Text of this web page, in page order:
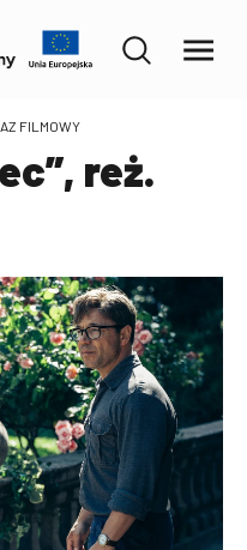
FILMOWY
reż.